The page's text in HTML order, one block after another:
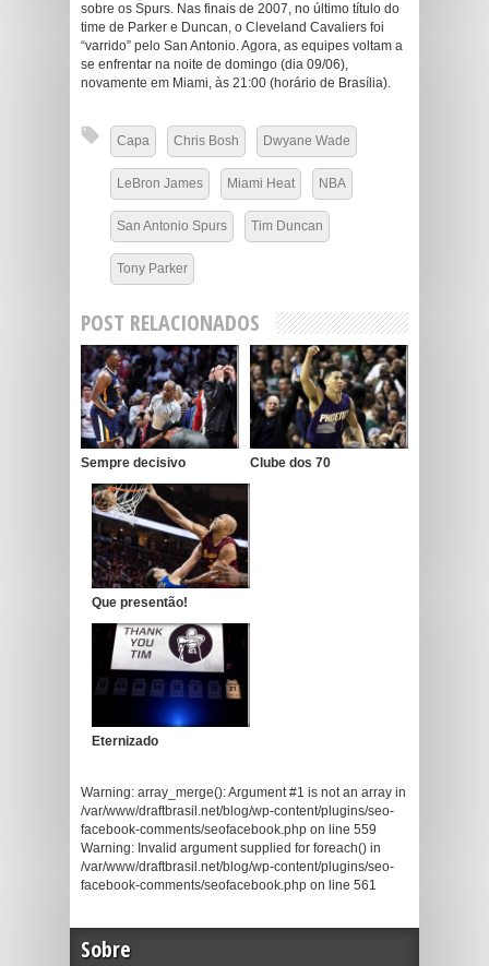
sobre os Spurs. Nas finais de 2007, no último título do
time de Parker e Duncan, o Cleveland Cavaliers foi
“varrido” pelo San Antonio. Agora, as equipes voltam a
se enfrentar na noite de domingo (dia 09/06),
novamente em Miami, às 21:00 (horário de Brasília).
Capa Chris Bosh Dwyane Wade
LeBron James Miami Heat NBA
San Antonio Spurs Tim Duncan
Tony Parker
POST RELACIONADOS
Sempre decisivo Clube dos 70
Que presentão!
Eternizado
Warning: array_merge(): Argument #1 is not an array in
/var/www/draftbrasil.net/blog/wp-content/plugins/seo-
facebook-comments/seofacebook.php on line 559
Warning: Invalid argument supplied for foreach() in
/var/www/draftbrasil.net/blog/wp-content/plugins/seo-
facebook-comments/seofacebook.php on line 561
Sobre